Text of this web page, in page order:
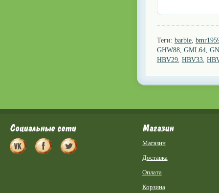
Теги: barbie,
GHW88, GML64,
HBV29, HBV33,
Социальные сети Магазин
Магазин
Доставка
Оплата
Корзина